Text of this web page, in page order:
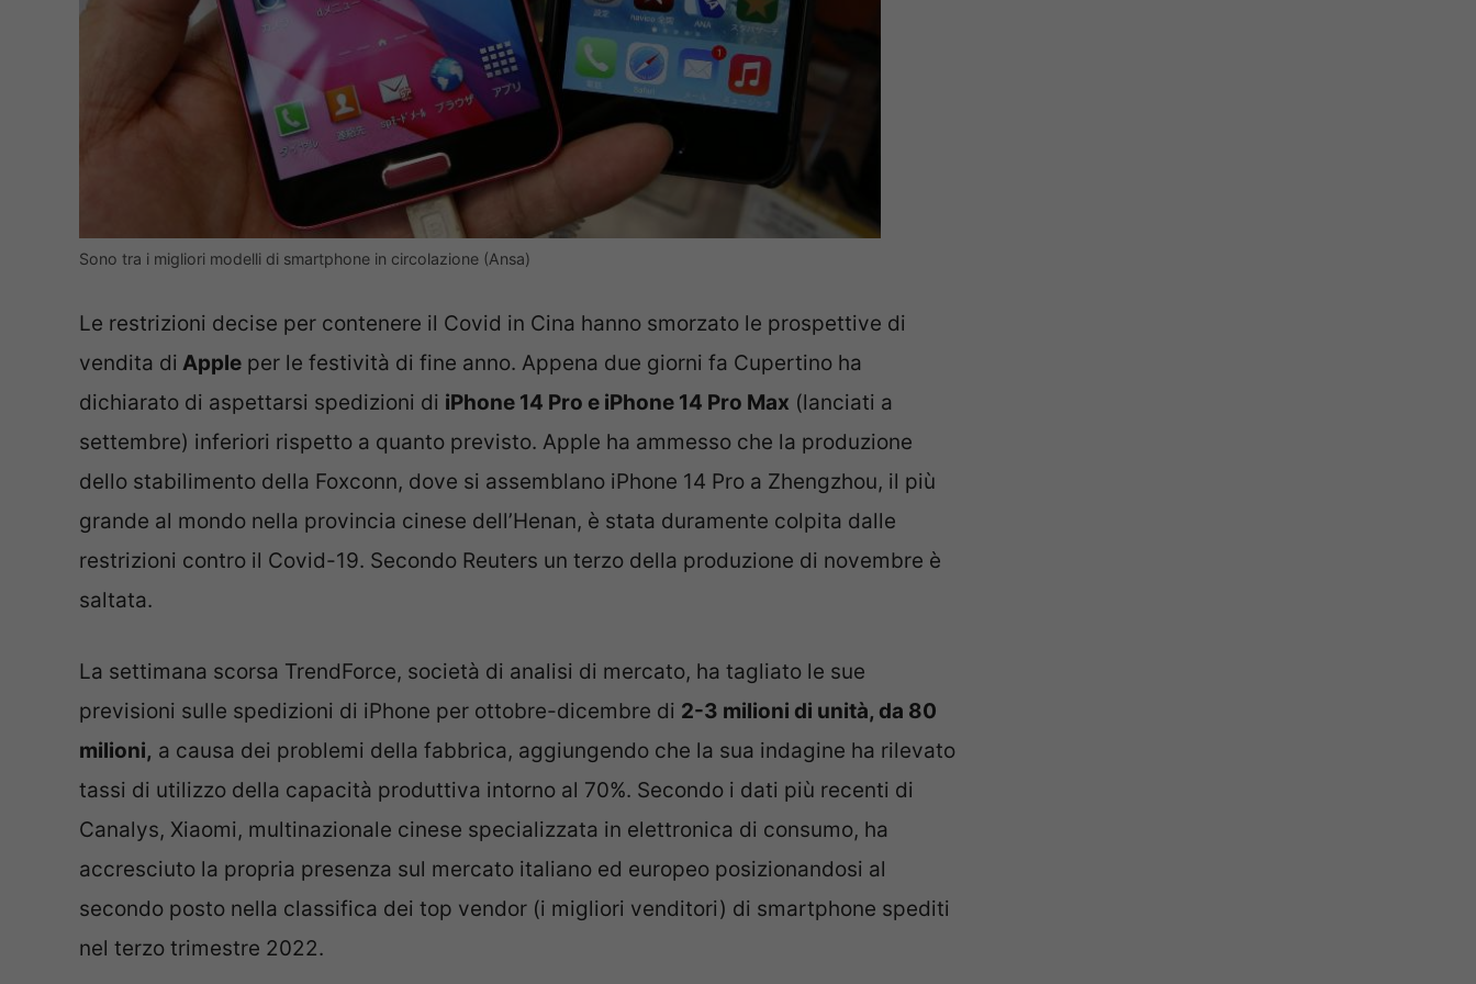
Sono tra i migliori modelli di smartphone in circolazione (Ansa)
Le restrizioni decise per contenere il Covid in Cina hanno smorzato le prospettive di
vendita di Apple per le festività di fine anno. Appena due giorni fa Cupertino ha
dichiarato di aspettarsi spedizioni di iPhone 14 Pro e iPhone 14 Pro Max (lanciati a
settembre) inferiori rispetto a quanto previsto. Apple ha ammesso che la produzione
dello stabilimento della Foxconn, dove si assemblano iPhone 14 Pro a Zhengzhou, il più
grande al mondo nella provincia cinese dell’Henan, è stata duramente colpita dalle
restrizioni contro il Covid-19. Secondo Reuters un terzo della produzione di novembre è
saltata.
La settimana scorsa TrendForce, società di analisi di mercato, ha tagliato le sue
previsioni sulle spedizioni di iPhone per ottobre-dicembre di 2-3 milioni di unità, da 80
milioni, a causa dei problemi della fabbrica, aggiungendo che la sua indagine ha rilevato
tassi di utilizzo della capacità produttiva intorno al 70%. Secondo i dati più recenti di
Canalys, Xiaomi, multinazionale cinese specializzata in elettronica di consumo, ha
accresciuto la propria presenza sul mercato italiano ed europeo posizionandosi al
secondo posto nella classifica dei top vendor (i migliori venditori) di smartphone spediti
nel terzo trimestre 2022.